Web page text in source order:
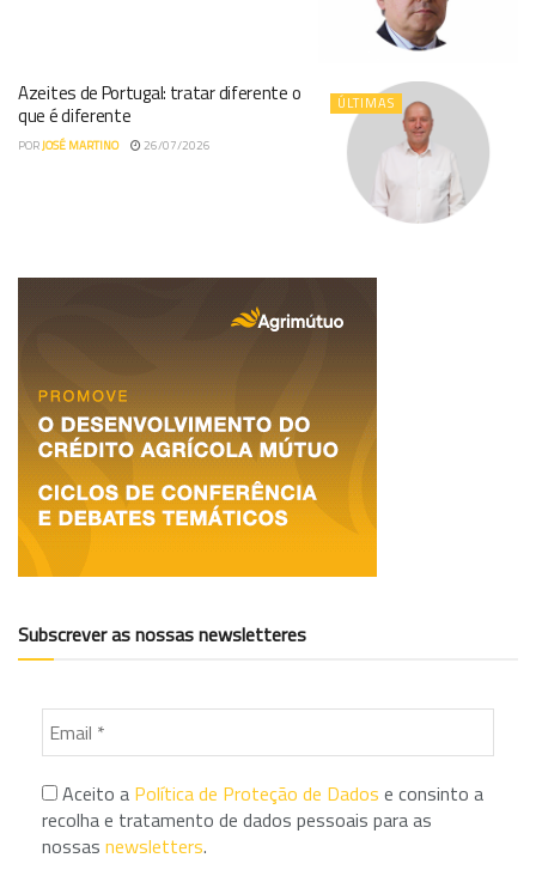
ÚLTIMAS
Azeites de Portugal: tratar diferente o
que é diferente
PORJOSÉ MARTINO 26/07/2026
Subscrever as nossas newsletteres
Aceito a Política de Proteção de Dados e consinto a
recolha e tratamento de dados pessoais para as
nossas newsletters.